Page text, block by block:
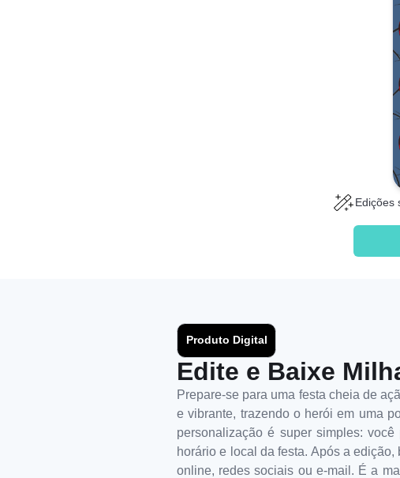
Edições
Produto Digital
Edite e Baixe
Prepare-se para uma festa cheia de
e vibrante, trazendo o herói em uma
personalização é super simples:
horário e local da festa. Após a
online, redes sociais ou e-mail. É a